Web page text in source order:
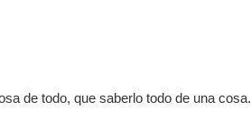
de todo, que saberlo todo de una cosa.